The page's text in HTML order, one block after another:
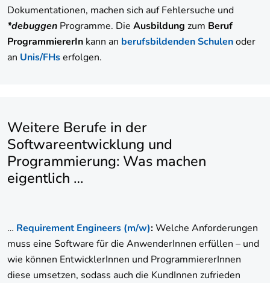
Dokumentationen, machen sich auf Fehlersuche und
*debuggen Programme. Die Ausbildung zum Beruf
ProgrammiererIn kann an berufsbildenden Schulenoder
an Unis/FHserfolgen.
Weitere Berufe in der
Softwareentwicklung und
Programmierung: Was machen
eigentlich …
… Requirement Engineers (m/w):Welche Anforderungen
muss eine Software für die AnwenderInnen erfüllen – und
wie können EntwicklerInnen und ProgrammiererInnen
diese umsetzen, sodass auch die KundInnen zufrieden